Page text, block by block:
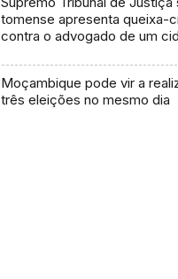
tomense apresenta queixa-
contra o advogado de um
Moçambique pode vir a
três eleições no mesmo dia